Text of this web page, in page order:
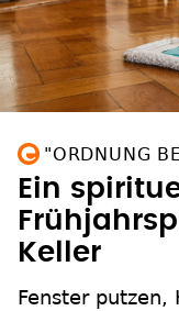
"ORDNUNG
Ein
Keller
Fenster putzen,